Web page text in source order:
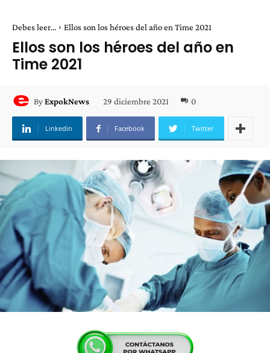
Debes leer... Ellos son los héroes del año en Time 2021
Ellos son los héroes del año en
Time 2021
ByExpokNews 29 diciembre 2021 0
Linkedin Facebook Twitter